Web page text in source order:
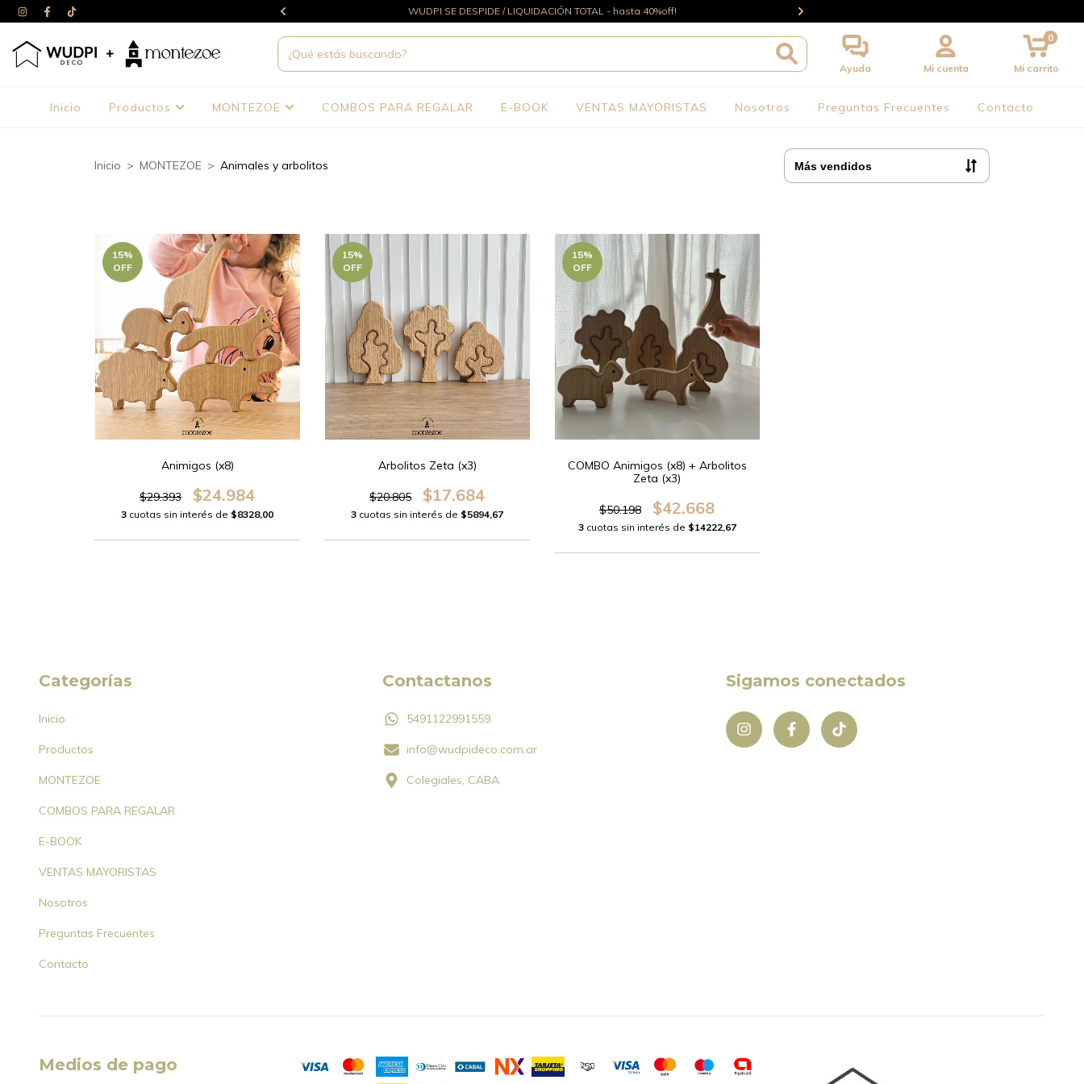
(6 con monto mínimo), 10%off por transferencia WUDPI SE DESPIDE / LIQUIDACIÓN TOTAL - hasta 40%off!
Ayuda Mi cuenta Mi carrito
0
Inicio Productos MONTEZOE COMBOS PARA REGALAR E-BOOK VENTAS MAYORISTAS Nosotros Preguntas Frecuentes Contacto
Inicio > MONTEZOE > Animales y arbolitos
15%
OFF
Animigos (x8)
$29.393 $24.984
3 cuotas sin interés de $8328,00
15%
OFF
Arbolitos Zeta (x3)
$20.805 $17.684
3 cuotas sin interés de $5894,67
15%
OFF
COMBO Animigos (x8) + Arbolitos
Zeta (x3)
$50.198 $42.668
3cuotas sin interés de $14222,67
Categorías
Inicio
Productos
MONTEZOE
COMBOS PARA REGALAR
E-BOOK
VENTAS MAYORISTAS
Nosotros
Preguntas Frecuentes
Contacto
Contactanos
5491122991559
info@wudpideco.com.ar
Colegiales, CABA
Sigamos conectados
Medios de pago